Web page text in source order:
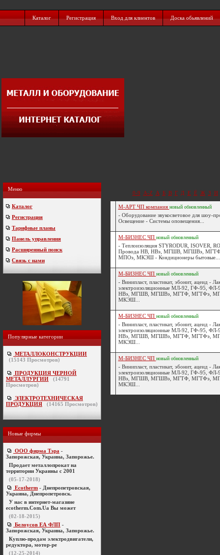
Каталог Регистрация Вход для клиентов Доска обьявлений
Меню
Каталог
Регистрация
Тарифные планы
Панель управления
Расширенный поиск
Связь с нами
Популярные категории
МЕТАЛЛОКОНСТРУКЦИИ
(15143 Просмотров)
ПРОДУКЦИЯ ЧЕРНОЙ
МЕТАЛЛУРГИИ
(14791
Просмотров)
ЭЛЕКТРОТЕХНИЧЕСКАЯ
ПРОДУКЦИЯ
(14165 Просмотров)
Новые фирмы
ООО фирма Тэра -
Запорожская, Украина, Запорожье.
Продает металлопрокат на
территории Украины с 2001
(05-17-2018)
Ecotherm - Днепропетровская,
Украина, Днепропетровск.
У нас в интернет-магазине
ecotherm.Com.Ua Вы может
(02-18-2015)
Белоусов ЕА ФЛП -
Запорожская, Украина, Запорожье.
Куплю-продам электродвигатели,
редуктора, мотор-ре
(12-25-2014)
0-9 A-Z А Б В Г Д Е Ё Ж З И
М-АРТ ЧП компания новый обновленный
- Оборудование звукосветовое для шоу-
Освещение - Системы оповещения...
М-БИЗНЕС ЧП новый обновленный
- Теплоизоляция STYRODUR, ISOVER,
Провода НВ, НВэ, МГШВ, МГШВэ,
МПОэ, МКЭШ - Кондиционеры бытовые...
М-БИЗНЕС ЧП новый обновленный
- Винипласт, пластикат, эбонит, ацеид -
электроизоляционные МЛ-92, ГФ-95,
НВэ, МГШВ, МГШВэ, МГТФ, МГТФэ,
МКЭШ...
М-БИЗНЕС ЧП новый обновленный
- Винипласт, пластикат, эбонит, ацеид -
электроизоляционные МЛ-92, ГФ-95,
НВэ, МГШВ, МГШВэ, МГТФ, МГТФэ,
МКЭШ...
М-БИЗНЕС ЧП новый обновленный
- Винипласт, пластикат, эбонит, ацеид -
электроизоляционные МЛ-92, ГФ-95,
НВэ, МГШВ, МГШВэ, МГТФ, МГТФэ,
МКЭШ...